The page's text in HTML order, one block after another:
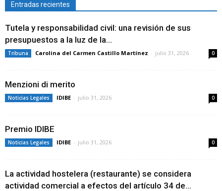
Entradas recientes
Tutela y responsabilidad civil: una revisión de sus
presupuestos a la luz de la...
Tribuna Carolina del Carmen Castillo Martínez - julio 31, 2026 0
Menzioni di merito
Noticias Legales IDIBE - julio 31, 2026 0
Premio IDIBE
Noticias Legales IDIBE - julio 31, 2026 0
La actividad hostelera (restaurante) se considera
actividad comercial a efectos del artículo 34 de...